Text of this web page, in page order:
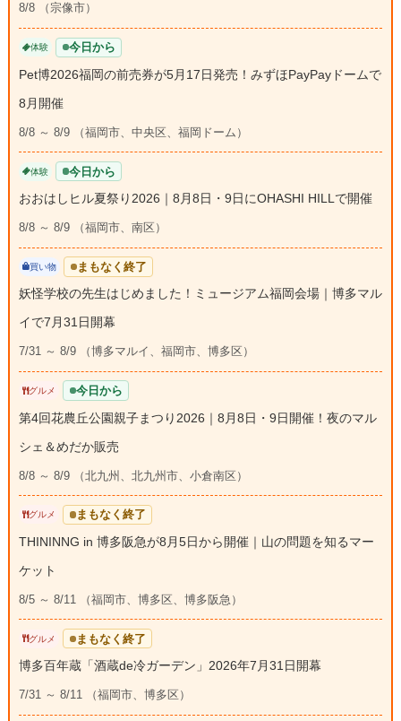
8/8 （宗像市）
体験 今日から
Pet博2026福岡の前売券が5月17日発売！みずほPayPayドームで
8月開催
8/8 ～ 8/9 （福岡市、中央区、福岡ドーム）
体験 今日から
おおはしヒル夏祭り2026｜8月8日・9日にOHASHI HILLで開催
8/8 ～ 8/9 （福岡市、南区）
買い物 まもなく終了
妖怪学校の先生はじめました！ミュージアム福岡会場｜博多マル
イで7月31日開幕
7/31 ～ 8/9 （博多マルイ、福岡市、博多区）
グルメ 今日から
第4回花農丘公園親子まつり2026｜8月8日・9日開催！夜のマル
シェ＆めだか販売
8/8 ～ 8/9 （北九州、北九州市、小倉南区）
グルメ まもなく終了
THININNG in 博多阪急が8月5日から開催｜山の問題を知るマー
ケット
8/5 ～ 8/11 （福岡市、博多区、博多阪急）
グルメ まもなく終了
博多百年蔵「酒蔵de冷ガーデン」2026年7月31日開幕
7/31 ～ 8/11 （福岡市、博多区）